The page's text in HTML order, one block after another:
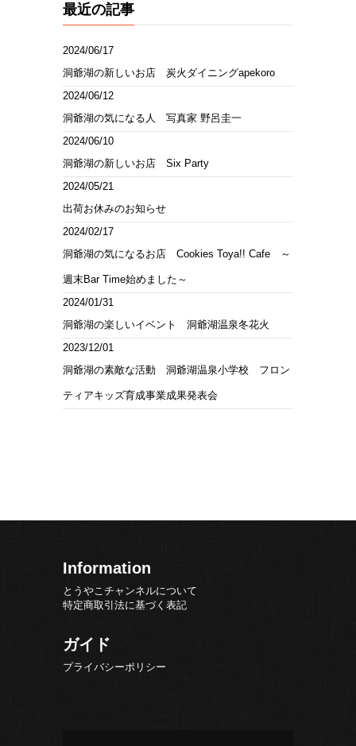
最近の記事
2024/06/17
洞爺湖の新しいお店 炭火ダイニングapekoro
2024/06/12
洞爺湖の気になる人 写真家 野呂圭一
2024/06/10
洞爺湖の新しいお店 Six Party
2024/05/21
出荷お休みのお知らせ
2024/02/17
洞爺湖の気になるお店 Cookies Toya!! Cafe ～
週末Bar Time始めました～
2024/01/31
洞爺湖の楽しいイベント 洞爺湖温泉冬花火
2023/12/01
洞爺湖の素敵な活動 洞爺湖温泉小学校 フロン
ティアキッズ育成事業成果発表会
Information
とうやこチャンネルについて
特定商取引法に基づく表記
ガイド
プライバシーポリシー